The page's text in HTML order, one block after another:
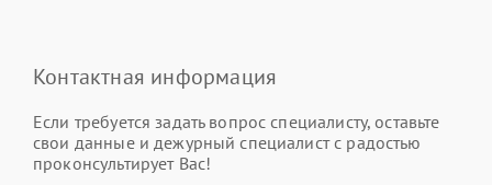
Контактная информация
Если требуется задать вопрос специалисту, оставьте
свои данные и дежурный специалист с радостью
проконсультирует Вас!